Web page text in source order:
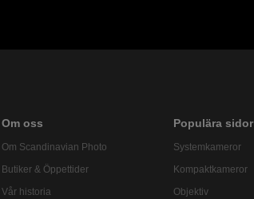
Om oss
Om Scandinavian Photo
Butiker & Öppettider
Vår historia
Populära sidor
Systemkameror
Kompaktkameror
Objektiv